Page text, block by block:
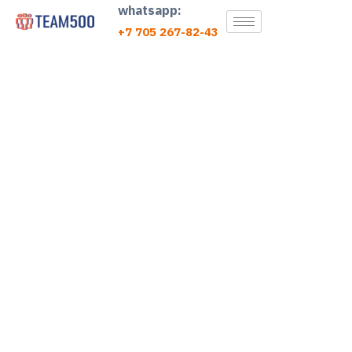
whatsapp:
+7 705 267-82-43